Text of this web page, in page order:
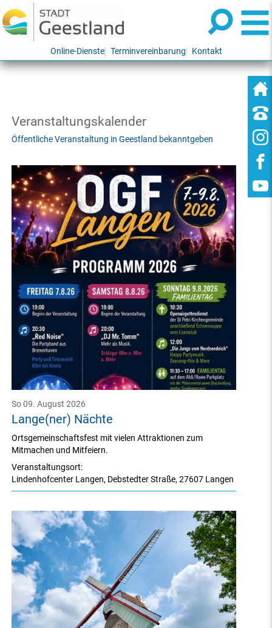
Online-Dienste Terminvereinbarung Kontakt
Veranstaltungskalender
Öffentliche Veranstaltung in Geestland bekanntgeben
Lange(ner) Nächte
So 09. August 2026
Veranstaltungsort:
Lindenhofcenter Langen, Debstedter Straße,27607 Langen
Ortsgemeinschaftsfest mit vielen Attraktionen zum
Mitmachen und Mitfeiern.